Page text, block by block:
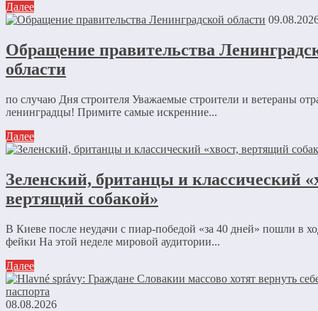
Далее
Обращение правительства
области
по случаю Дня строителя Уважаемые строители и ветераны
ленинградцы! Примите самые искренние...
Далее
Зеленский, британцы и классический
вертящий собакой»
В Киеве после неудачи с пиар-победой «за 40 дней» пошли в
фейки На этой неделе мировой аудитории...
Далее
08.08.2026